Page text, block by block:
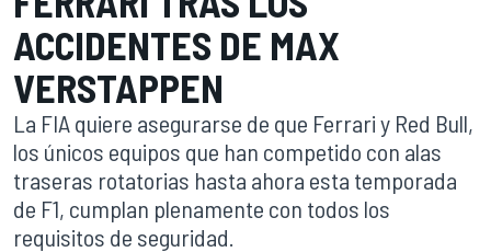
ACCIDENTES DE MAX
VERSTAPPEN
La FIA quiere asegurarse de que Ferrari y Red Bull,
los únicos equipos que han competido con alas
traseras rotatorias hasta ahora esta temporada
de F1, cumplan plenamente con todos los
requisitos de seguridad.